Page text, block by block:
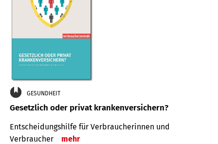
GESUNDHEIT
Gesetzlich oder privat krankenversichern?
Entscheidungshilfe für Verbraucherinnen und
Verbraucher
mehr